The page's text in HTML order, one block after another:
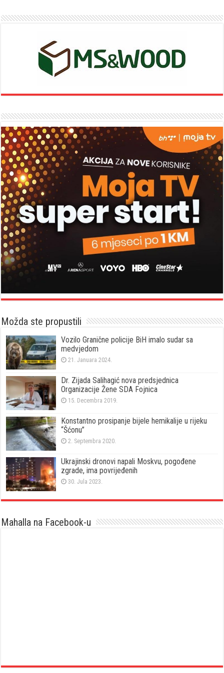
Možda ste propustili
Vozilo Granične policije BiH imalo sudar sa
medvjedom
21. Januara 2024.
Dr. Zijada Salihagić nova predsjednica
Organizacije Žene SDA Fojnica
15. Decembra 2019.
Konstantno prosipanje bijele hemikalije u rijeku
“Šćonu”
2. Septembra 2020.
Ukrajinski dronovi napali Moskvu, pogođene
zgrade, ima povrijeđenih
30. Jula 2023.
Mahalla na Facebook-u